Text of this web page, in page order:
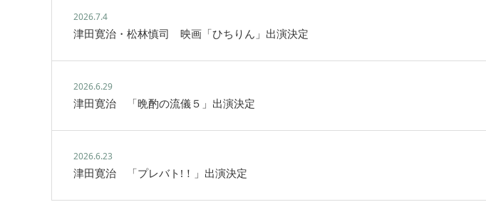
2026.7.4
津田寛治・松林慎司 映画「ひちりん」出演決定
2026.6.29
津田寛治 「晩酌の流儀５」出演決定
2026.6.23
津田寛治 「プレバト!！」出演決定